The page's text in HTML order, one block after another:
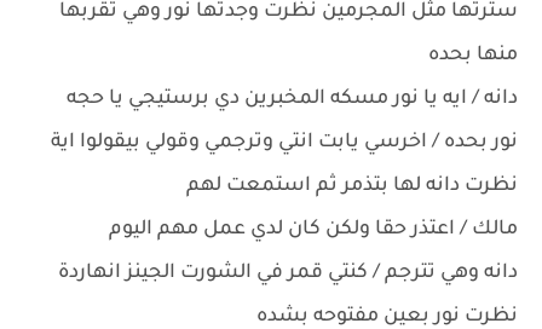
سترتها مثل المجرمين نظرت وجدتها نور وهي تقربها
منها بحده
دانه / ايه يا نور مسكه المخبرين دي برستيجي يا حجه
نور بحده / اخرسي يابت انتي وترجمي وقولي بيقولوا اية
نظرت دانه لها بتذمر ثم استمعت لهم
مالك / اعتذر حقا ولكن كان لدي عمل مهم اليوم
دانه وهي تترجم / كنتي قمر في الشورت الجينز انهاردة
نظرت نور بعين مفتوحه بشده